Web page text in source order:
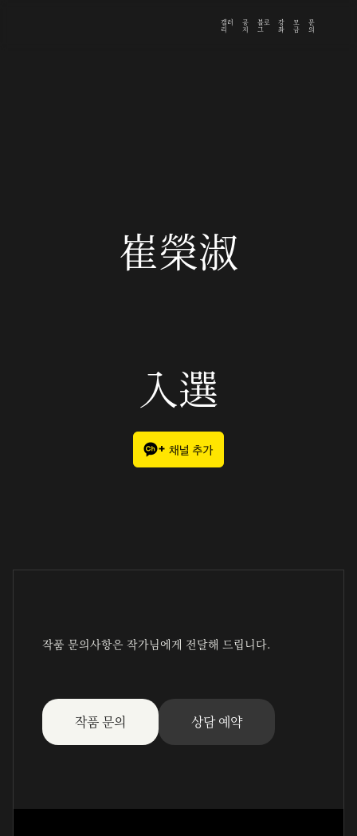
갤러
리
공
지
블로
그
강
좌
모
금
문
의
崔榮淑
入選
작품 문의사항은 작가님에게 전달해 드립니다.
작품 문의 상담 예약